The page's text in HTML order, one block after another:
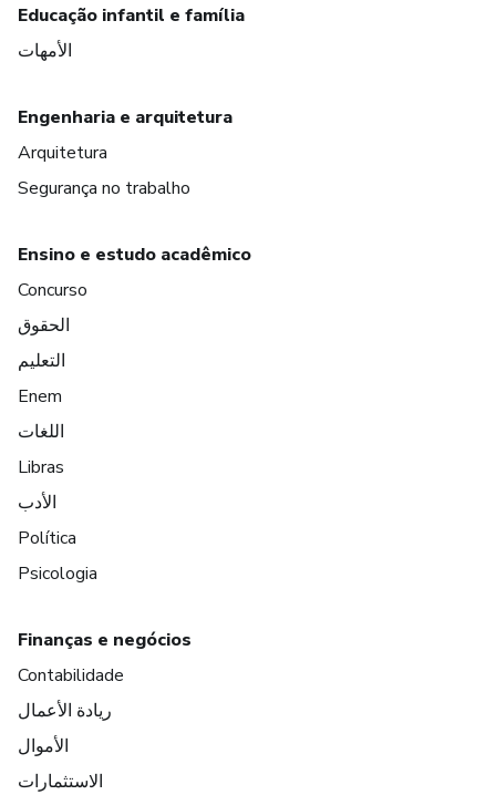
Educação infantil e família
الأمهات
Engenharia e arquitetura
Arquitetura
Segurança no trabalho
Ensino e estudo acadêmico
Concurso
الحقوق
التعليم
Enem
اللغات
Libras
الأدب
Política
Psicologia
Finanças e negócios
Contabilidade
ريادة الأعمال
الأموال
الاستثمارات